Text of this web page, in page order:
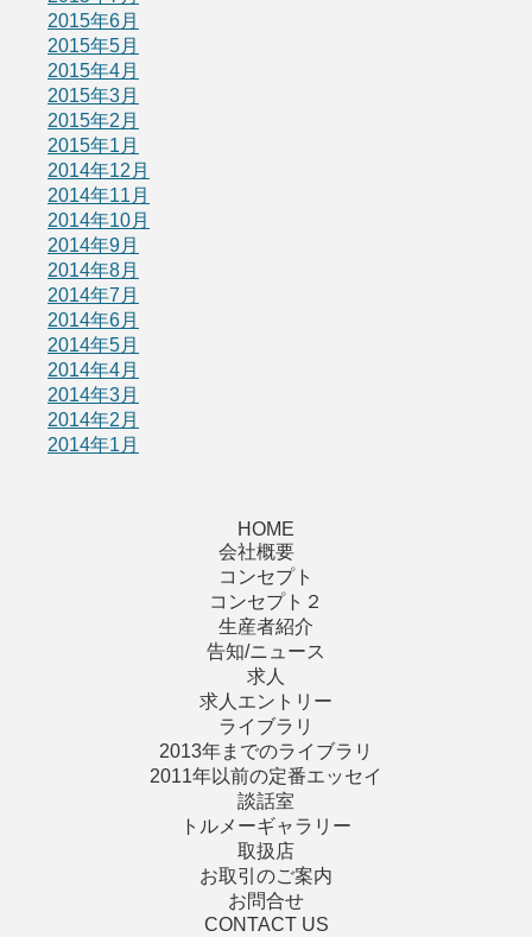
2015年6月
2015年5月
2015年4月
2015年3月
2015年2月
2015年1月
2014年12月
2014年11月
2014年10月
2014年9月
2014年8月
2014年7月
2014年6月
2014年5月
2014年4月
2014年3月
2014年2月
2014年1月
HOME
会社概要
コンセプト
コンセプト２
生産者紹介
告知/ニュース
求人
求人エントリー
ライブラリ
2013年までのライブラリ
2011年以前の定番エッセイ
談話室
トルメーギャラリー
取扱店
お取引のご案内
お問合せ
CONTACT US